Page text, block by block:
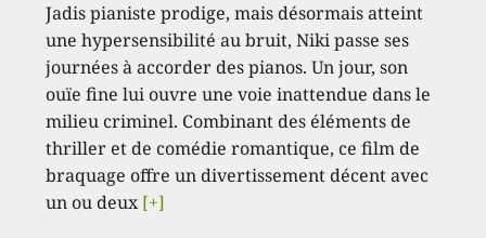
Jadis pianiste prodige, mais désormais atteint
une hypersensibilité au bruit, Niki passe ses
journées à accorder des pianos. Un jour, son
ouïe fine lui ouvre une voie inattendue dans le
milieu criminel. Combinant des éléments de
thriller et de comédie romantique, ce film de
braquage offre un divertissement décent avec
un ou deux[+]